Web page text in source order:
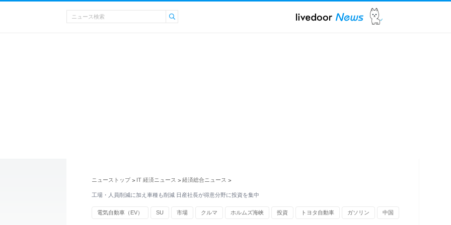
ニューストップ > IT 経済ニュース > 経済総合ニュース >
工場・人員削減に加え車種も削減 日産社長が得意分野に投資を集中
電気自動車（EV） SU 市場 クルマ ホルムズ海峡 投資 トヨタ自動車 ガソリン 中国